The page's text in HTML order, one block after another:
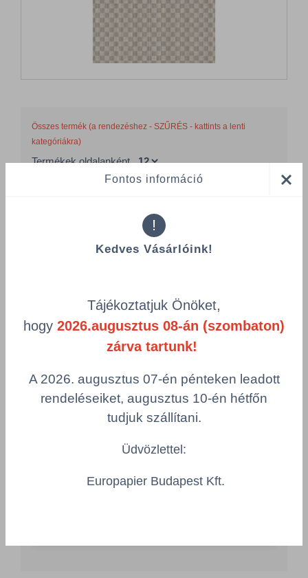
Összes termék (a rendezéshez - SZŰRÉS - kattints a lenti
kategóriákra)
Termékek oldalanként
Dunisoft® partedli 40 x 65 cm, kockás
DUNI/174444/PAK
Hosszúság
Csomagolás
Fontos információ
!
Kedves Vásárlóink!
Tájékoztatjuk Önöket,
hogy 2026.augusztus 08-án (szombaton)
zárva tartunk!
A 2026. augusztus 07-én pénteken leadott
rendeléseiket, augusztus 10-én hétfőn
tudjuk szállítani.
Üdvözlettel:
Europapier Budapest Kft.